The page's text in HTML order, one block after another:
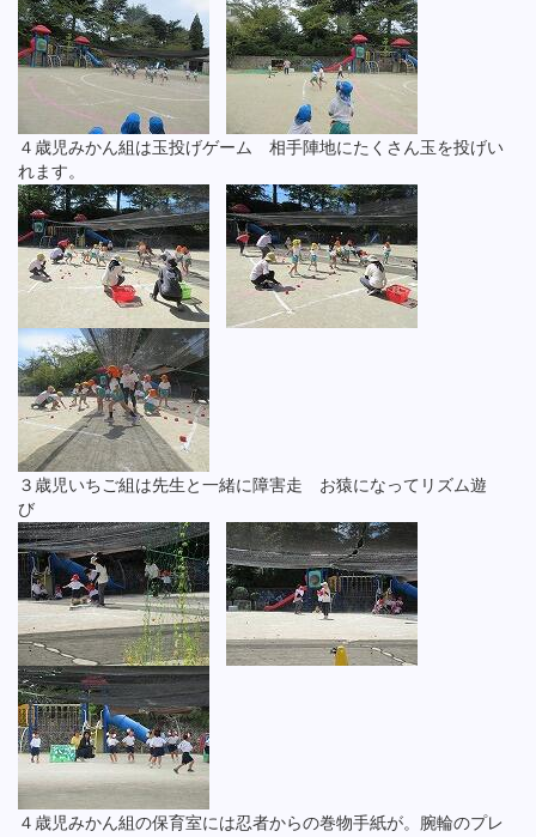
４歳児みかん組は玉投げゲーム 相手陣地にたくさん玉を投げい
れます。
３歳児いちご組は先生と一緒に障害走 お猿になってリズム遊
び
４歳児みかん組の保育室には忍者からの巻物手紙が。腕輪のプレ